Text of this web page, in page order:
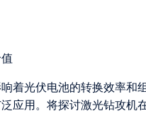
着光伏电池的转换效率和
应用。将探讨激光钻攻机